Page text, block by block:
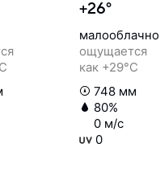
+26°
малооблачно
ощущается
как +29°C
748 мм
80%
0 м/с
0